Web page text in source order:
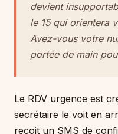
devient
le 15 qui orientera
Avez-vous votre
portée de main
Le RDV urgence est
secrétaire le voit en
reçoit un SMS de